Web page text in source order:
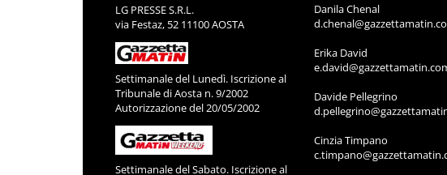
LG PRESSE S.R.L.
via Festaz, 52 11100 AOSTA
Settimanale del Lunedì. Iscrizione al
Tribunale di Aosta n. 9/2002
Autorizzazione del 20/05/2002
Settimanale del Sabato. Iscrizione al
Danila Chenal
Erika David
Davide Pellegrino
Cinzia Timpano